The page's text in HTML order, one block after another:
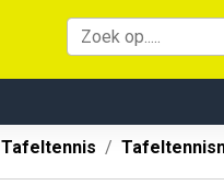
Tafeltennis